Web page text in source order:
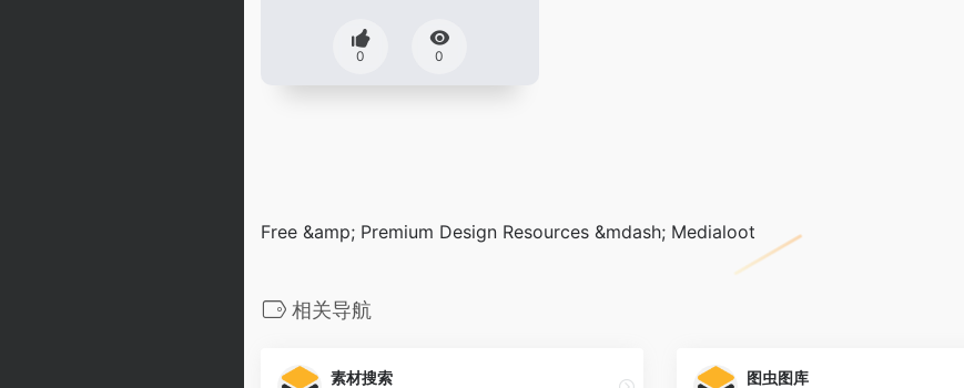
0 0
Free &amp; Premium Design Resources &mdash; Medialoot
相关导航
素材搜索 图虫图库